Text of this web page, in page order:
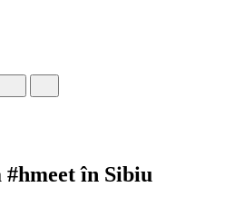
#hmeet în Sibiu